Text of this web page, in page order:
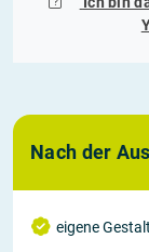
Nach der
eigene